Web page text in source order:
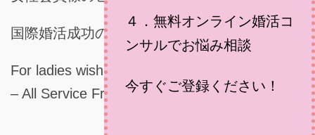
国際婚活成功の秘訣
For ladies wishing for marring a Japanese man
– All Service Free for Ladies
４．無料オンライン婚活コ
ンサルでお悩み相談
今すぐご登録ください！